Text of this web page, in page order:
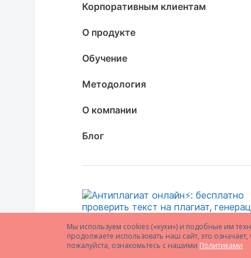
Мы используем cookies («куки») и подобные им
продолжаете использовать наш сайт, это
пожалуйста, ознакомьтесь с нашими Политиками
Корпоративным клиентам
О продукте
Обучение
Методология
О компании
Блог